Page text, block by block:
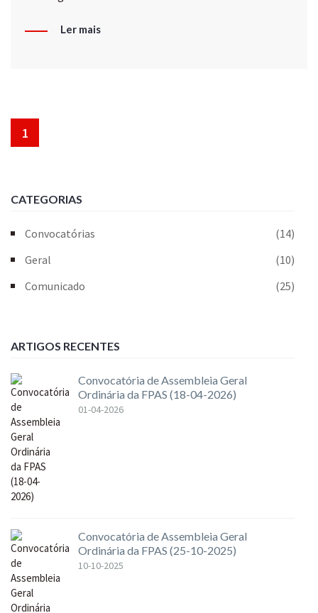
Ler mais
1
CATEGORIAS
Convocatórias
(14)
Geral
(10)
Comunicado
(25)
ARTIGOS RECENTES
Convocatória de Assembleia Geral
Ordinária da FPAS (18-04-2026)
01-04-2026
Convocatória de Assembleia Geral
Ordinária da FPAS (25-10-2025)
10-10-2025